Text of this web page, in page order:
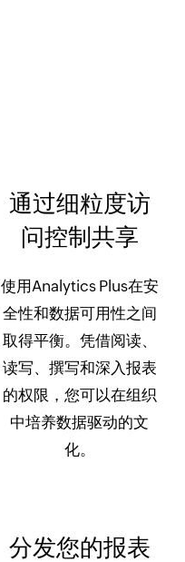
通过细粒度访
问控制共享
使用Analytics Plus在安
全性和数据可用性之间
取得平衡。凭借阅读、
读写、撰写和深入报表
的权限，您可以在组织
中培养数据驱动的文
化。
分发您的报表